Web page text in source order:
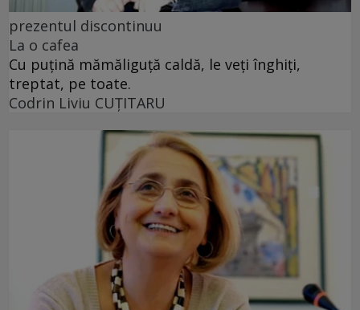
prezentul discontinuu
La o cafea
Cu puţină mămăliguţă caldă, le veţi înghiţi,
treptat, pe toate.
Codrin Liviu CUŢITARU